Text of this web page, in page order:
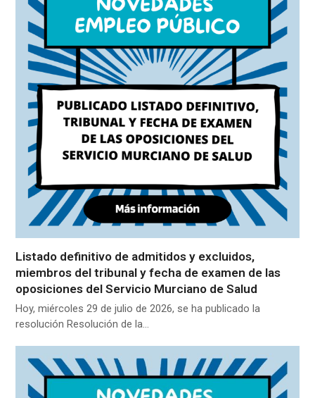
Listado definitivo de admitidos y excluidos,
miembros del tribunal y fecha de examen de las
oposiciones del Servicio Murciano de Salud
Hoy, miércoles 29 de julio de 2026, se ha publicado la
resolución Resolución de la…